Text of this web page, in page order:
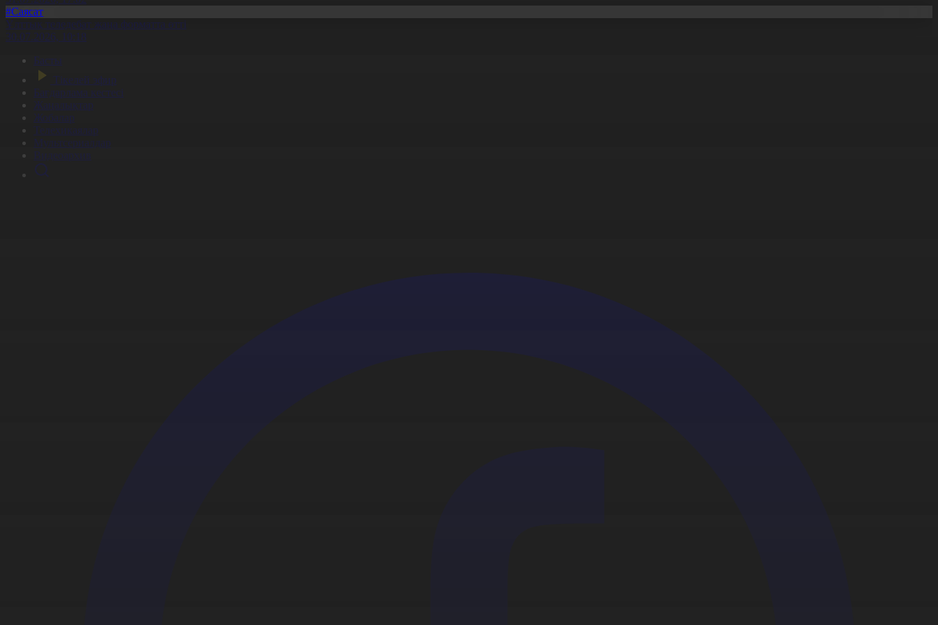
#Саясат
Ұлттық теледебат жаңа форматта өтті
30.07.2026, 10:18
Басты
Тікелей эфир
Бағдарлама кестесі
Жаңалықтар
Жобалар
Телехикаялар
Мультсериалдар
Видеоархив